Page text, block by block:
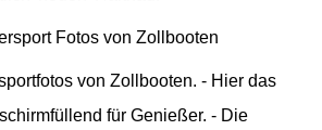
von Zollbooten. - Hier das
für Genießer. - Die